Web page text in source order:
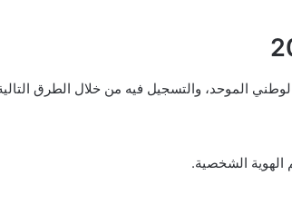
الموحد، والتسجيل فيه من خلال الطرق
الهوية الشخصية.